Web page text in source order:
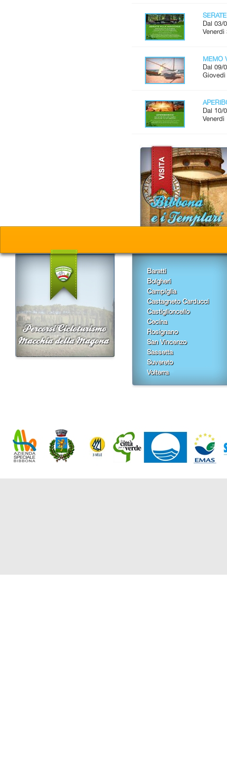
Dal 03/
MEMO
Dal 09/
Dal 10/
Baratti
Bolgheri
Campiglia
Castagneto Carducci
Castiglioncello
Cecina
Rosignano
San Vincenzo
Sassetta
Suvereto
Volterra